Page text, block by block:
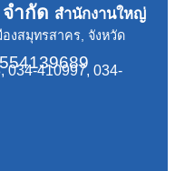
ำกัด สำนักงานใหญ่
งสมุทรสาคร, จังหวัด
034-410997, 034-